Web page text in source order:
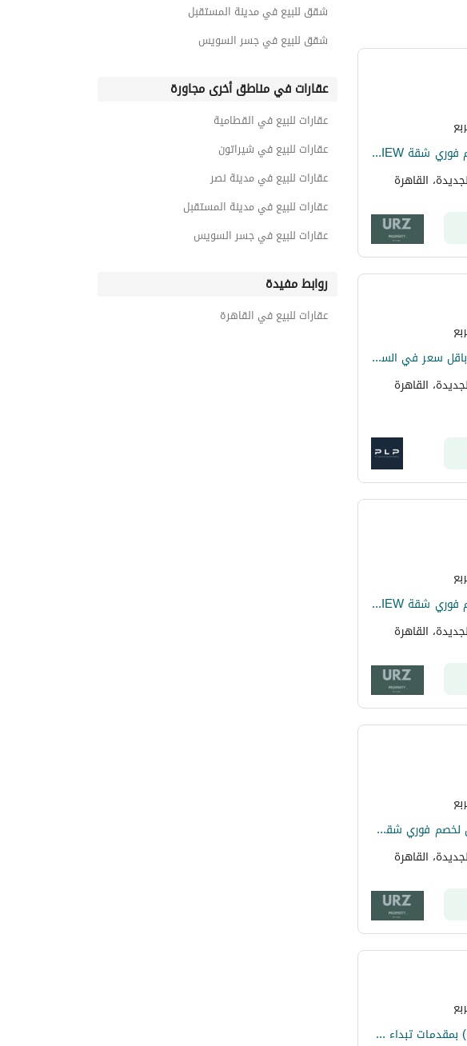
لفترة محدوده !! المقدم المدفع يتحول لخصم فوري شقة DOUBLE VIEW للبيع ارقي موقع يربط بين القاهرة الجديدة و مدينة المستقبل بجوار مدينتى ودقايق من ميفيدا
شقه للبيع استلام فوري جاهزه علي السكن باقل سعر في السوق في كمبوند ماونتن فيو 1.1 القاهره الجديده التجمع الخامس
لفترة محدوده !! المقدم المدفع يتحول لخصم فوري شقة DOUBLE VIEW للبيع ارقي موقع يربط بين القاهرة الجديدة و مدينة المستقبل بجوار مدينتى ودقايق من ميفيدا
لفترة محدودة المقدم اللي هتدفعه هيتحول لخصم فوري شقة للبيع امام Clubhouse وبجوار بريفادو مدينتي ودقايق من البروج و الشروق و الرحاب و التجمع الخامس
امتلك شقتك فى ماونتن فيو (استلام فورى ) بمقدمات تبداء من 10% واقساط تصل ل7 سنوات فى اميز لوكيشن فى التجمع الخامس
شقق للبيع في مدينة المستقبل
شقق للبيع في جسر السويس
عقارات في مناطق أخرى مجاورة
عقارات للبيع في القطامية
عقارات للبيع في شيراتون
عقارات للبيع في مدينة نصر
عقارات للبيع في مدينة المستقبل
عقارات للبيع في جسر السويس
روابط مفيدة
عقارات للبيع في القاهرة